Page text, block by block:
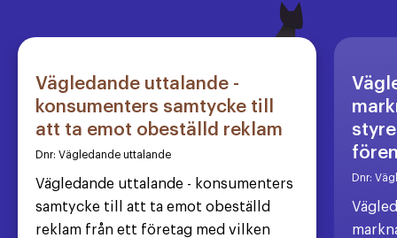
Vägledande uttalande -
konsumenters samtycke till
att ta emot obeställd reklam
Dnr: Vägledande uttalande
Vägledande uttalande - konsumenters
samtycke till att ta emot obeställd
reklam från ett företag med vilken
Dnr: